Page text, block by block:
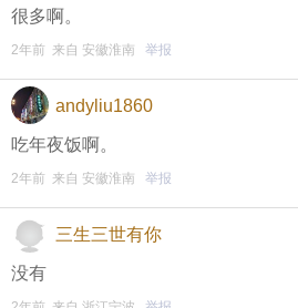
红包帖分享此帖至朋友圈或好友
• 参与方式
一、评论主题内容即可领取红包！
二、分享主题帖，阅读数达到5
（必须在手机客户端参与哦！请
↓）
很多啊。
2年前 来自 安徽淮南 举报
andyliu1860
吃年夜饭啊。
2年前 来自 安徽淮南 举报
三生三世有你
没有